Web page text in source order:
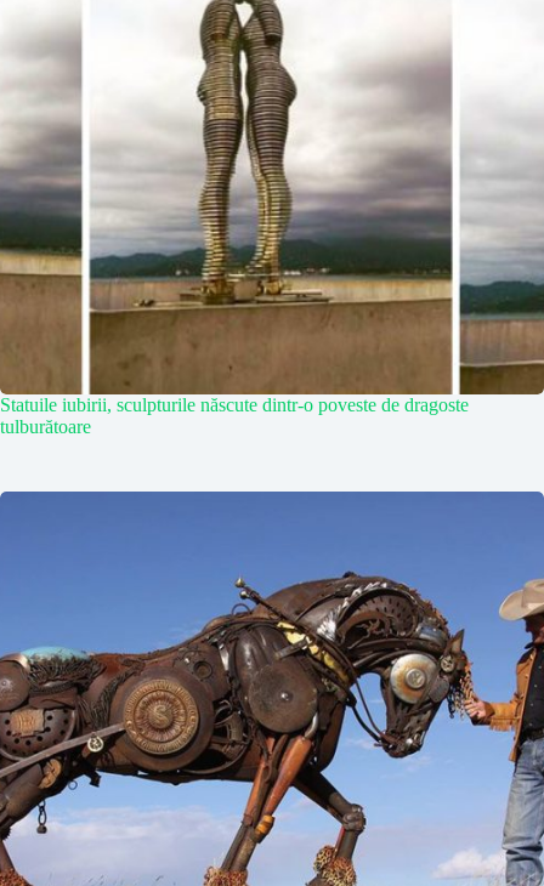
Statuile iubirii, sculpturile născute dintr-o poveste de dragoste
tulburătoare